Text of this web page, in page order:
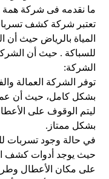
ما نقدمه فى شركة همة
تعتبر شركة كشف
المياة بالرياض حيث
للسباكة . حيث أن
الشركة:
توفر الشركة العمالة
بشكل كامل، حيث أن
ليتم الوقوف على
بشكل ممتاز.
في حالة وجود تسربات
حيث يوجد أدوات كشف
على مكان الأعطال